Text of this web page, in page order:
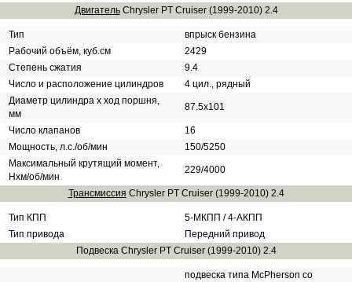
ДвигательChrysler PT Cruiser (1999-2010) 2.4
Тип
впрыск бензина
Рабочий объём, куб.см
2429
Степень сжатия
9.4
Число и расположение цилиндров
4 цил., рядный
Диаметр цилиндра х ход поршня,
мм
87.5х101
Число клапанов
16
Мощность, л.с./об/мин
150/5250
Максимальный крутящий момент,
Нхм/об/мин
229/4000
Трансмиссия Chrysler PT Cruiser (1999-2010) 2.4
Тип КПП
5-МКПП / 4-АКПП
Тип привода
Передний привод
Подвеска Chrysler PT Cruiser (1999-2010) 2.4
подвеска типа McPherson со